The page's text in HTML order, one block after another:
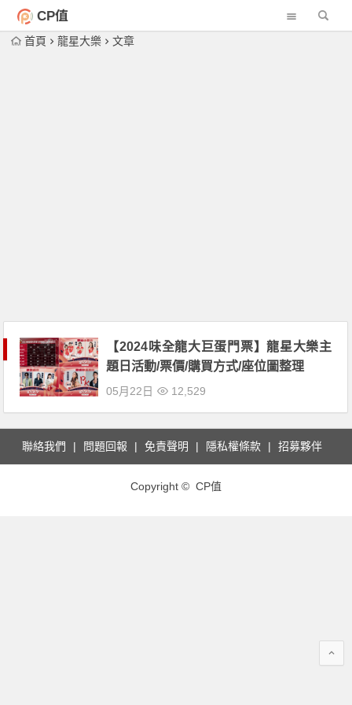
CP值
首頁 龍星大樂 文章
【2024味全龍大巨蛋門票】龍星大樂主
題日活動/票價/購買方式/座位圖整理
05月22日 12,529
聯絡我們 問題回報 免責聲明 隱私權條款 招募夥伴
Copyright © CP值